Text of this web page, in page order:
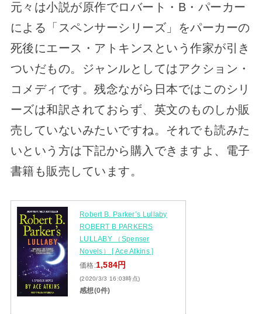
元々は小説が原作でロバート・B・パーカー
による「スペンサーシリーズ」をパーカーの
死後にエース・アトキンスという作家が引き
ついだもの。ジャンルとしてはアクション・
コメディです。残念ながら日本ではこのシリ
ーズは和訳されておらず、英文のものしか販
売していないみたいですね。それでも読みた
いという方は下記から購入できますよ、電子
書籍も販売しています。
Robert B. Parker’s Lullaby
ROBERT B PARKERS
LULLABY （Spenser
Novels） [ Ace Atkins ]
価格:1,584円
(2020/3/3 16:03時点)
感想(0件)